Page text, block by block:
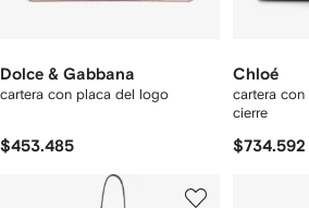
Dolce & Gabbana
cartera con placa del logo
$453.485
Chloé
cartera
cierre
$734.592